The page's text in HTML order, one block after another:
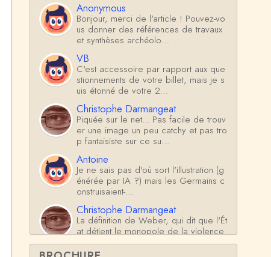
Anonymous
Bonjour, merci de l'article ! Pouvez-vo
us donner des références de travaux
et synthèses archéolo…
VB
C'est accessoire par rapport aux que
stionnements de votre billet, mais je s
uis étonné de votre 2…
Christophe Darmangeat
Piquée sur le net... Pas facile de trouv
er une image un peu catchy et pas tro
p fantaisiste sur ce su…
Antoine
Je ne sais pas d'où sort l'illustration (g
énérée par IA ?) mais les Germains c
onstruisaient-…
Christophe Darmangeat
La définition de Weber, qui dit que l'Ét
at détient le monopole de la violence
*légitime* répond …